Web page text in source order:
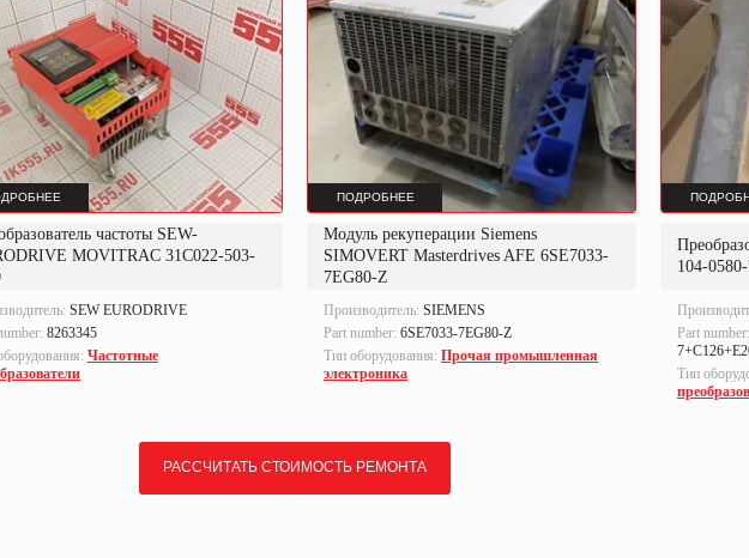
частоты SEW-
MOVITRAC 31C022-503-
SEW EURODRIVE
8263345
Частотные
ПОДРОБНЕЕ
Модуль рекуперации Siemens
SIMOVERT Masterdrives AFE 6SE7033-
7EG80-Z
Производитель: SIEMENS
Part number: 6SE7033-7EG80-Z
Тип оборудования: Прочая промышленная
электроника
104-
Part number:
Тип
РАССЧИТАТЬ СТОИМОСТЬ РЕМОНТА